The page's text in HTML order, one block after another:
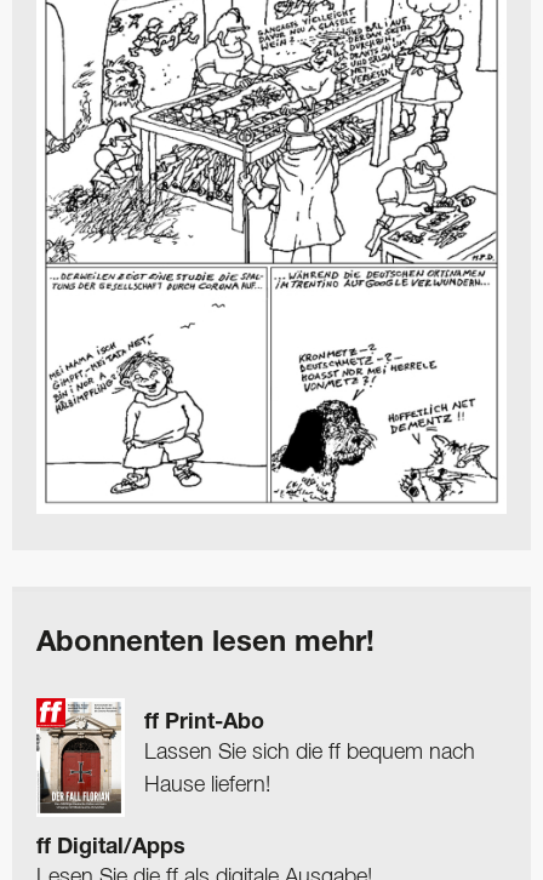
Abonnenten lesen mehr!
ff Print-Abo
Lassen Sie sich die ff bequem nach
Hause liefern!
ff Digital/Apps